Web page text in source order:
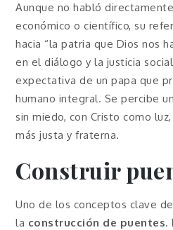
Aunque no habló
económico o científico, su
hacia “la patria que Dios nos
en el diálogo y la justicia
expectativa de un papa que
humano integral. Se percibe
sin miedo, con Cristo como
más justa y fraterna.
Construir
Uno de los conceptos clave
la construcción de puentes.